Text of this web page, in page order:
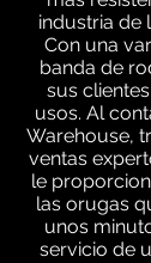
industria de
Con una
banda de
sus
usos. Al
Warehouse,
ventas
le
las orugas
unos
servicio de